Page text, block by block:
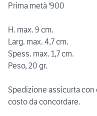
Prima metà '900
H. max. 9 cm.
Larg. max. 4,7 cm.
Spess. max. 1,7 cm.
Peso, 20 gr.
Spedizione assicurta
costo da concordare.